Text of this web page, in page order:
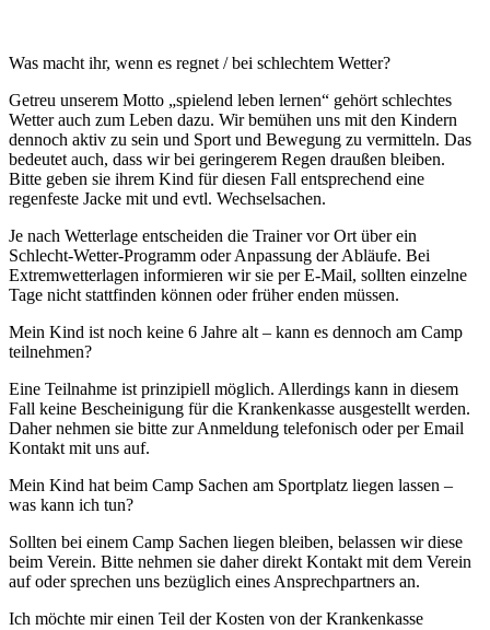
Was macht ihr, wenn es regnet / bei schlechtem Wetter?
Getreu unserem Motto „spielend leben lernen“ gehört schlechtes
Wetter auch zum Leben dazu. Wir bemühen uns mit den Kindern
dennoch aktiv zu sein und Sport und Bewegung zu vermitteln. Das
bedeutet auch, dass wir bei geringerem Regen draußen bleiben.
Bitte geben sie ihrem Kind für diesen Fall entsprechend eine
regenfeste Jacke mit und evtl. Wechselsachen.
Je nach Wetterlage entscheiden die Trainer vor Ort über ein
Schlecht-Wetter-Programm oder Anpassung der Abläufe. Bei
Extremwetterlagen informieren wir sie per E-Mail, sollten einzelne
Tage nicht stattfinden können oder früher enden müssen.
Mein Kind ist noch keine 6 Jahre alt – kann es dennoch am Camp
teilnehmen?
Eine Teilnahme ist prinzipiell möglich. Allerdings kann in diesem
Fall keine Bescheinigung für die Krankenkasse ausgestellt werden.
Daher nehmen sie bitte zur Anmeldung telefonisch oder per Email
Kontakt mit uns auf.
Mein Kind hat beim Camp Sachen am Sportplatz liegen lassen –
was kann ich tun?
Sollten bei einem Camp Sachen liegen bleiben, belassen wir diese
beim Verein. Bitte nehmen sie daher direkt Kontakt mit dem Verein
auf oder sprechen uns bezüglich eines Ansprechpartners an.
Ich möchte mir einen Teil der Kosten von der Krankenkasse